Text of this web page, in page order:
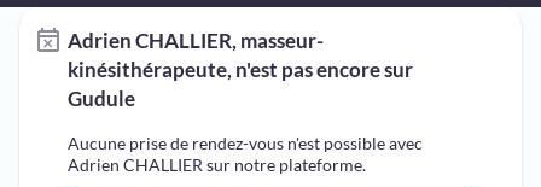
Adrien CHALLIER, masseur-
kinésithérapeute, n'est pas encore sur
Gudule
Aucune prise de rendez-vous n'est possible avec
Adrien CHALLIER sur notre plateforme.